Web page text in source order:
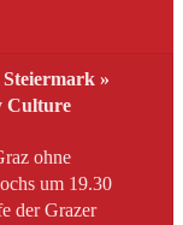
»
Culture
ohne
um 19.30
der Grazer